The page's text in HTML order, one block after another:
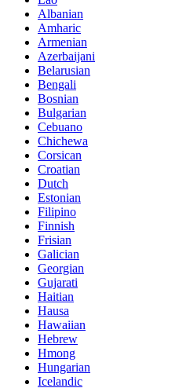
Albanian
Amharic
Armenian
Azerbaijani
Belarusian
Bengali
Bosnian
Bulgarian
Cebuano
Chichewa
Corsican
Croatian
Dutch
Estonian
Filipino
Finnish
Frisian
Galician
Georgian
Gujarati
Haitian
Hausa
Hawaiian
Hebrew
Hmong
Hungarian
Icelandic